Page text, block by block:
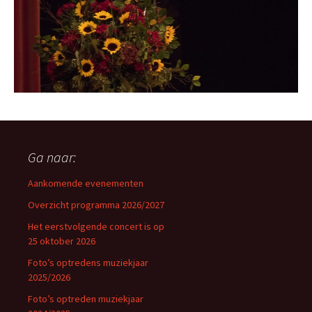
Ga naar:
Aankomende evenementen
Overzicht programma 2026/2027
Het eerstvolgende concert is op
25 oktober 2026
Foto’s optredens muziekjaar
2025/2026
Foto’s optreden muziekjaar